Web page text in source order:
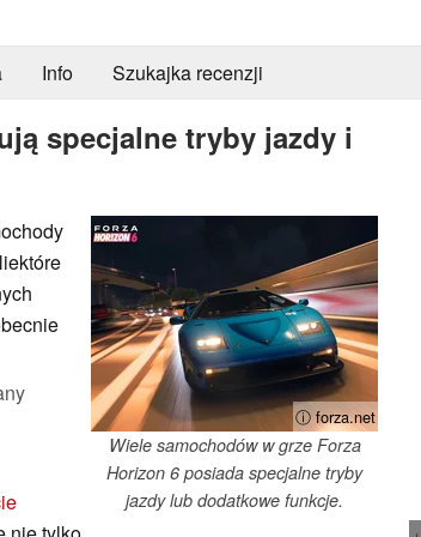
Info Szukajka recenzji
specjalne tryby jazdy i
ⓘ forza.net
Wiele samochodów w grze Forza
Horizon 6 posiada specjalne tryby
jazdy lub dodatkowe funkcje.